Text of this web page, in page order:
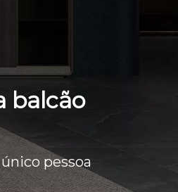
balcão
pessoa